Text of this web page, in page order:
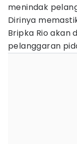
menindak
Dirinya
Bripka Rio akan
pelanggaran